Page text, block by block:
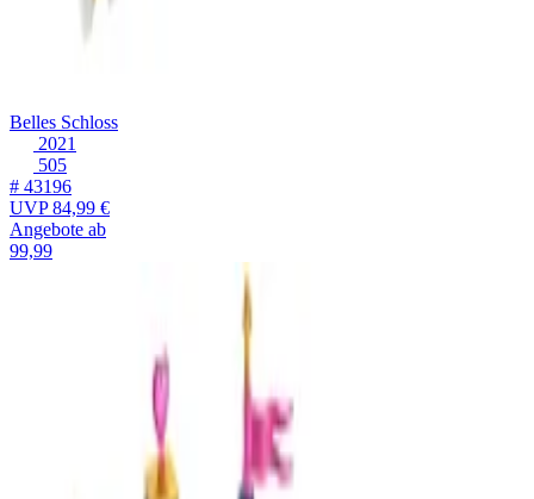
Belles Schloss
2021
505
# 43196
UVP84,99 €
Angebote ab
99,99